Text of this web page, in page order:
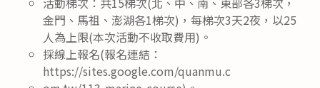
金門、馬祖、澎湖各1梯次)，每梯次3天2夜，以25
人為上限(本次活動不收取費用)。
採線上報名(報名連結：
https://sites.google.com/quanmu.c